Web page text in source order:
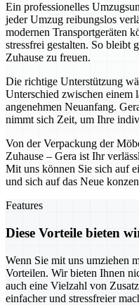
Ein professionelles
jeder Umzug reibungslos
modernen Transportgeräten
stressfrei gestalten. So bleibt
Zuhause zu freuen.
Die richtige Unterstützung
Unterschied zwischen einem
angenehmen Neuanfang.
nimmt sich Zeit, um Ihre
Von der Verpackung der
Zuhause – Gera ist Ihr
Mit uns können Sie sich auf
und sich auf das Neue
Features
Diese Vorteile bieten
Wenn Sie mit uns umziehen
Vorteilen. Wir bieten Ihnen
auch eine Vielzahl von
einfacher und stressfreier